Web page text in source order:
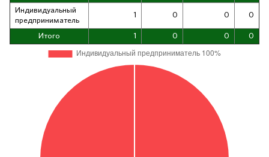
Индивидуальный
предприниматель
1 0 0 0
Итого 1 0 0 0